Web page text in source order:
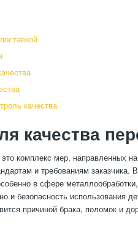
качества
качества
комплекс мер, направленных
и требованиям заказчика.
в сфере
и безопасность использования
причиной брака, поломок и